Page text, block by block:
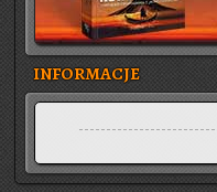
INFORMACJE